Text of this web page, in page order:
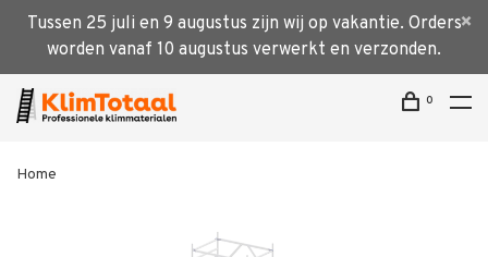
Tussen 25 juli en 9 augustus zijn wij op vakantie. Orders
worden vanaf 10 augustus verwerkt en verzonden.
0
Home